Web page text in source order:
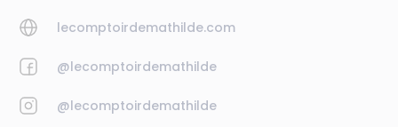
lecomptoirdemathilde.com
@lecomptoirdemathilde
@lecomptoirdemathilde